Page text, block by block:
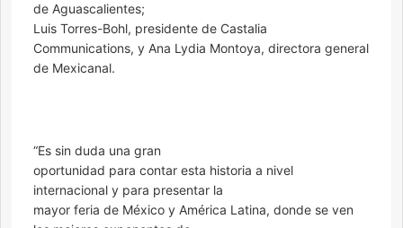
de Aguascalientes;
Luis Torres-Bohl, presidente de Castalia
Communications, y Ana Lydia Montoya, directora general
de Mexicanal.
“Es sin duda una gran
oportunidad para contar esta historia a nivel
internacional y para presentar la
mayor feria de México y América Latina, donde se ven